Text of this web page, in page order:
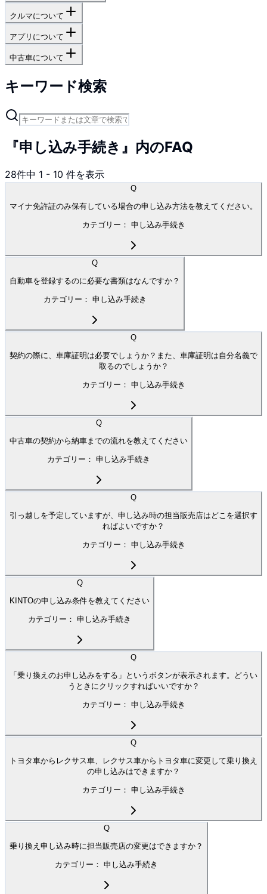
クルマについて
アプリについて
中古車について
キーワード検索
『申し込み手続き』内のFAQ
28件中 1 - 10 件を表示
Q
マイナ免許証のみ保有している場合の申し込み方法を教えてください。
カテゴリー： 申し込み手続き
Q
自動車を登録するのに必要な書類はなんですか？
カテゴリー： 申し込み手続き
Q
契約の際に、車庫証明は必要でしょうか？また、車庫証明は自分名義で
取るのでしょうか？
カテゴリー： 申し込み手続き
Q
中古車の契約から納車までの流れを教えてください
カテゴリー： 申し込み手続き
Q
引っ越しを予定していますが、申し込み時の担当販売店はどこを選択す
ればよいですか？
カテゴリー： 申し込み手続き
Q
KINTOの申し込み条件を教えてください
カテゴリー： 申し込み手続き
Q
「乗り換えのお申し込みをする」というボタンが表示されます。どうい
うときにクリックすればいいですか？
カテゴリー： 申し込み手続き
Q
トヨタ車からレクサス車、レクサス車からトヨタ車に変更して乗り換え
の申し込みはできますか？
カテゴリー： 申し込み手続き
Q
乗り換え申し込み時に担当販売店の変更はできますか？
カテゴリー： 申し込み手続き